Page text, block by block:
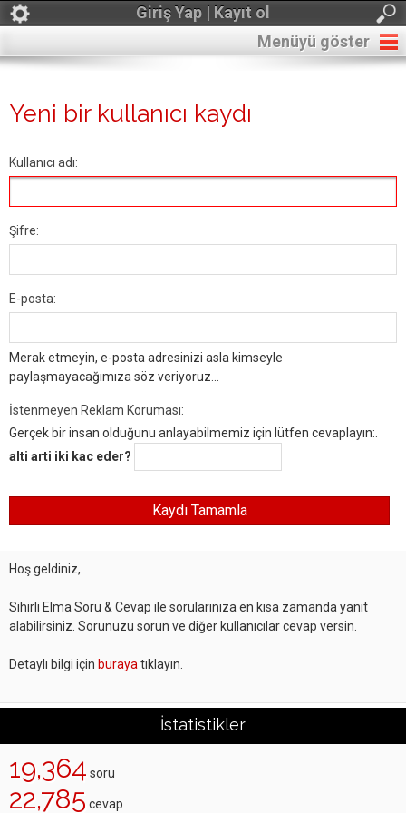
Giriş Yap | Kayıt ol
Menüyü göster
Yeni bir kullanıcı kaydı
Kullanıcı adı:
Şifre:
E-posta:
Merak etmeyin, e-posta adresinizi asla kimseyle
paylaşmayacağımıza söz veriyoruz...
İstenmeyen Reklam Koruması:
Gerçek bir insan olduğunu anlayabilmemiz için lütfen cevaplayın:.
alti arti iki kac eder?
Hoş geldiniz,
Sihirli Elma Soru & Cevap ile sorularınıza en kısa zamanda yanıt
alabilirsiniz. Sorunuzu sorun ve diğer kullanıcılar cevap versin.
Detaylı bilgi için buraya tıklayın.
İstatistikler
19,364 soru
22,785 cevap